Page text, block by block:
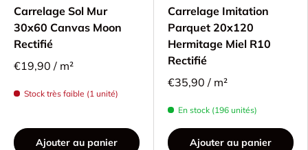
Carrelage Sol Mur
30x60 Canvas Moon
Rectifié
€19,90 / m²
Stock très faible (1 unité)
Ajouter au panier
Carrelage Imitation
Parquet 20x120
Hermitage Miel R10
Rectifié
€35,90 / m²
En stock (196 unités)
Ajouter au panier